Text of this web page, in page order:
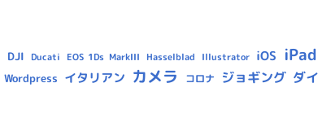
DJI Ducati EOS 1Ds MarkIII Hasselblad Illustrator iOS iPad
Wordpress イタリアン カメラ コロナ ジョギング ダイ